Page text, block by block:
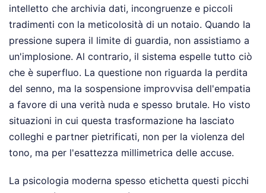
intelletto che archivia dati, incongruenze e piccoli
tradimenti con la meticolosità di un notaio. Quando la
pressione supera il limite di guardia, non assistiamo a
un'implosione. Al contrario, il sistema espelle tutto ciò
che è superfluo. La questione non riguarda la perdita
del senno, ma la sospensione improvvisa dell'empatia
a favore di una verità nuda e spesso brutale. Ho visto
situazioni in cui questa trasformazione ha lasciato
colleghi e partner pietrificati, non per la violenza del
tono, ma per l'esattezza millimetrica delle accuse.
La psicologia moderna spesso etichetta questi picchi